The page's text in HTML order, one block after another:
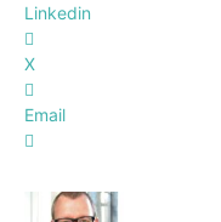
Linkedin
X
Email